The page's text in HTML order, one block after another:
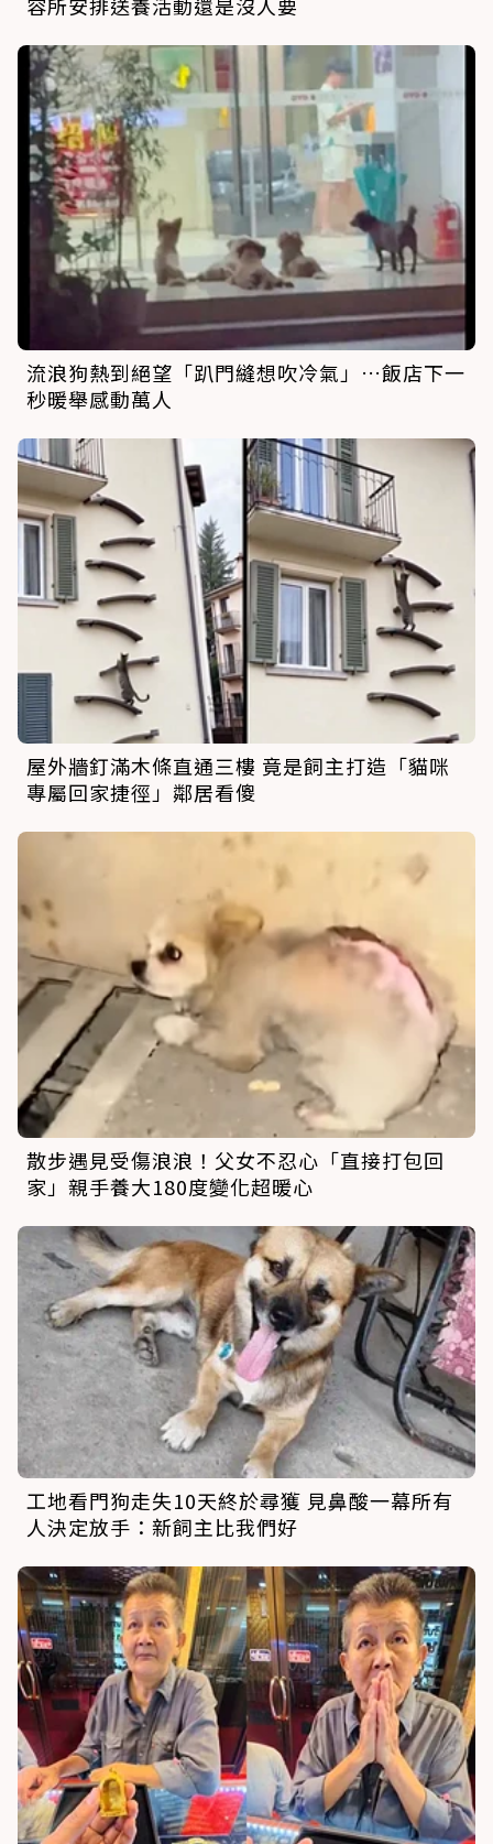
流浪狗熱到絕望「趴門縫想吹冷氣」…飯店下一
秒暖舉感動萬人
屋外牆釘滿木條直通三樓 竟是飼主打造「貓咪
專屬回家捷徑」鄰居看傻
散步遇見受傷浪浪！父女不忍心「直接打包回
家」親手養大180度變化超暖心
工地看門狗走失10天終於尋獲 見鼻酸一幕所有
人決定放手：新飼主比我們好